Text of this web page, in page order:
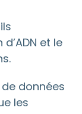
et le
données
les